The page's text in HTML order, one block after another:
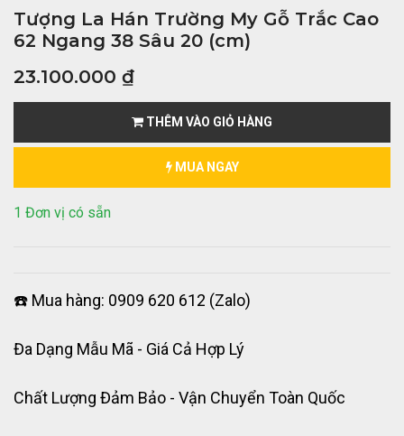
Tượng La Hán Trường My Gỗ Trắc Cao
62 Ngang 38 Sâu 20 (cm)
23.100.000 ₫
THÊM VÀO GIỎ HÀNG
MUA NGAY
1 Đơn vị có sẵn
☎️ Mua hàng: 0909 620 612 (Zalo)
Đa Dạng Mẫu Mã - Giá Cả Hợp Lý
Chất Lượng Đảm Bảo - Vận Chuyển Toàn Quốc